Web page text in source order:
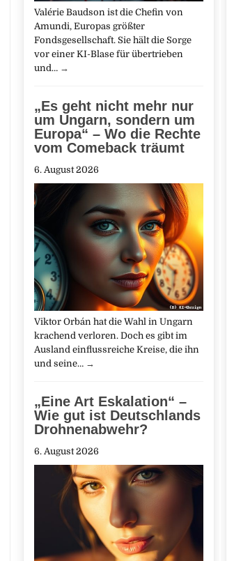
Valérie Baudson ist die Chefin von
Amundi, Europas größter
Fondsgesellschaft. Sie hält die Sorge
vor einer KI-Blase für übertrieben
und… →
„Es geht nicht mehr nur
um Ungarn, sondern um
Europa“ – Wo die Rechte
vom Comeback träumt
6. August 2026
Viktor Orbán hat die Wahl in Ungarn
krachend verloren. Doch es gibt im
Ausland einflussreiche Kreise, die ihn
und seine… →
„Eine Art Eskalation“ –
Wie gut ist Deutschlands
Drohnenabwehr?
6. August 2026